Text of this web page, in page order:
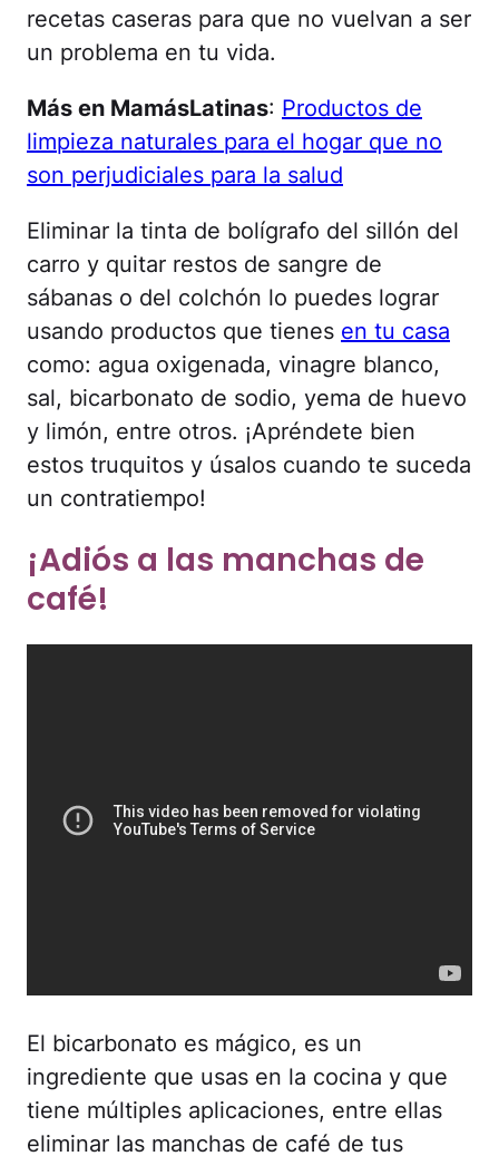
recetas caseras para que no vuelvan a ser
un problema en tu vida.
Más en MamásLatinas: Productos de
limpieza naturales para el hogar que no
son perjudiciales para la salud
Eliminar la tinta de bolígrafo del sillón del
carro y quitar restos de sangre de
sábanas o del colchón lo puedes lograr
usando productos que tienes en tu casa
como: agua oxigenada, vinagre blanco,
sal, bicarbonato de sodio, yema de huevo
y limón, entre otros. ¡Apréndete bien
estos truquitos y úsalos cuando te suceda
un contratiempo!
¡Adiós a las manchas de
café!
El bicarbonato es mágico, es un
ingrediente que usas en la cocina y que
tiene múltiples aplicaciones, entre ellas
eliminar las manchas de café de tus